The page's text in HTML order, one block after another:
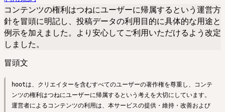
コンテンツの権利はつねにユーザーに帰属するという運営方
針を冒頭に明記し、投稿データの利用目的に具体的な用途と
例示を加えました。より安心してご利用いただけるよう改定
しました。
冒頭文
hootは、クリエイターを含むすべてのユーザーの著作権を尊重し、コンテ
ンツの権利はつねにユーザーに帰属するという考えを大切にしています。
運営者によるコンテンツの利用は、本サービスの提供・維持・改善および